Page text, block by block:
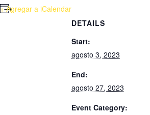
+ Agregar a iCalendar
DETAILS
Start:
agosto 3, 2023
End:
agosto 27, 2023
Event Category: